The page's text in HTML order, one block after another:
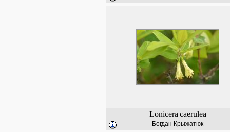
Lonicera caerulea
Богдан Крыжатюк